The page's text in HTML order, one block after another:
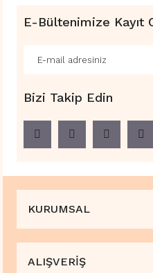
E-Bültenimize Kayıt
Bizi Takip Edin
KURUMSAL
ALIŞVERİŞ